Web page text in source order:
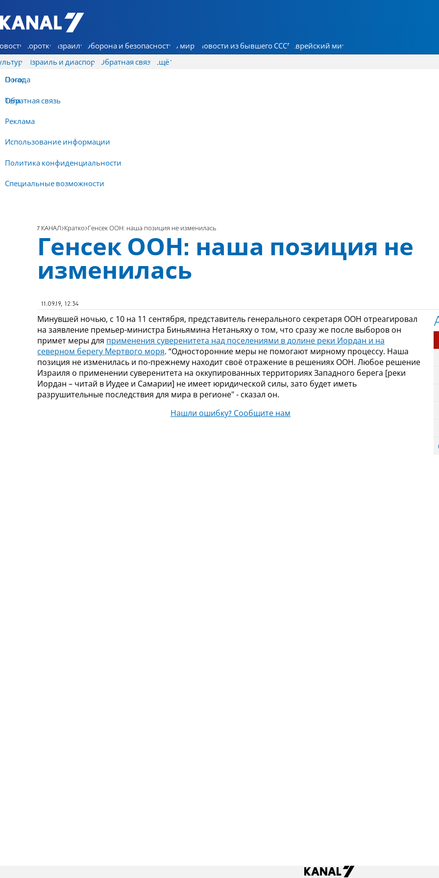
7 КАНАЛ - Аруц Шева
Коротко Израиль Оборона и безопасность В мире Новости из бывшего СССР Еврейский мир
Израиль и диаспора Обратная связь
О нас
Обратная связь
Реклама
Использование информации
Политика конфиденциальности
Специальные возможности
Ещё
Погода
Теги
7 КАНАЛ Кратко Генсек ООН: наша позиция не изменилась
Генсек ООН: наша позиция не
изменилась
11.09.19, 12:34
Минувшей ночью, с 10 на 11 сентября, представитель генерального секретаря ООН отреагировал
на заявление премьер-министра Биньямина Нетаньяху о том, что сразу же после выборов он
примет меры для применения суверенитета над поселениями в долине реки Иордан и на
северном берегу Мертвого моря. “Односторонние меры не помогают мирному процессу. Наша
позиция не изменилась и по-прежнему находит своё отражение в решениях ООН. Любое решение
Израиля о применении суверенитета на оккупированных территориях Западного берега [реки
Иордан – читай в Иудее и Самарии] не имеет юридической силы, зато будет иметь
разрушительные последствия для мира в регионе" - сказал он.
Нашли ошибку? Сообщите нам